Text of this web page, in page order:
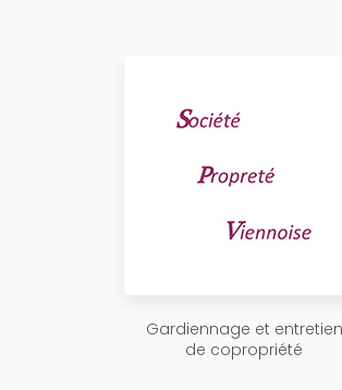
Gardiennage et entretien
de copropriété